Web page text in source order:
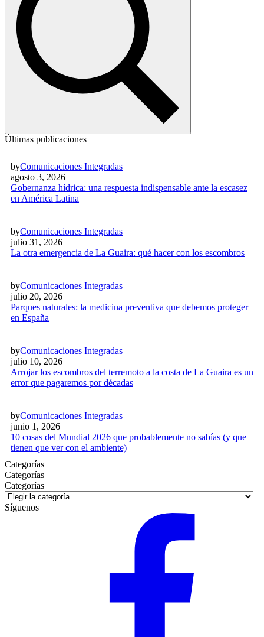
Últimas publicaciones
byComunicaciones Integradas
agosto 3, 2026
Gobernanza hídrica: una respuesta indispensable ante la escasez
en América Latina
byComunicaciones Integradas
julio 31, 2026
La otra emergencia de La Guaira: qué hacer con los escombros
byComunicaciones Integradas
julio 20, 2026
Parques naturales: la medicina preventiva que debemos proteger
en España
byComunicaciones Integradas
julio 10, 2026
Arrojar los escombros del terremoto a la costa de La Guaira es un
error que pagaremos por décadas
byComunicaciones Integradas
junio 1, 2026
10 cosas del Mundial 2026 que probablemente no sabías (y que
tienen que ver con el ambiente)
Categorías
Categorías
Categorías
Síguenos